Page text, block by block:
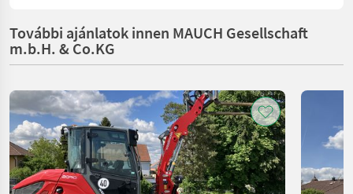
További ajánlatok innen MAUCH Gesellschaft
m.b.H. & Co.KG